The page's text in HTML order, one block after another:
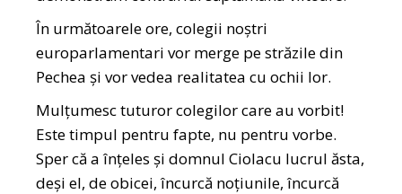
În următoarele ore, colegii noștri
europarlamentari vor merge pe străzile din
Pechea și vor vedea realitatea cu ochii lor.
Mulțumesc tuturor colegilor care au vorbit!
Este timpul pentru fapte, nu pentru vorbe.
Sper că a înțeles și domnul Ciolacu lucrul ăsta,
deși el, de obicei, încurcă noțiunile, încurcă